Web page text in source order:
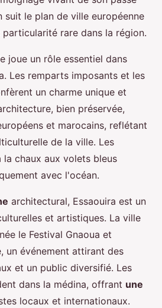
suit le plan de ville européenne
particularité rare dans la région.
joue un rôle essentiel dans
Les remparts imposants et les
un charme unique et
bien préservée,
et marocains, reflétant
de la ville. Les
la chaux aux volets bleus
avec l'océan.
architectural, Essaouira est un
et artistiques. La ville
le Festival Gnaoua et
un événement attirant des
et un public diversifié. Les
dans la médina, offrant une
locaux et internationaux.